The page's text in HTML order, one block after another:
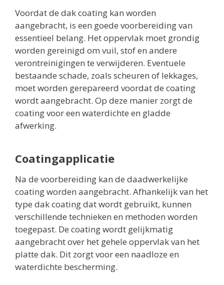
Voordat de dak coating kan worden
aangebracht, is een goede voorbereiding van
essentieel belang. Het oppervlak moet grondig
worden gereinigd om vuil, stof en andere
verontreinigingen te verwijderen. Eventuele
bestaande schade, zoals scheuren of lekkages,
moet worden gerepareerd voordat de coating
wordt aangebracht. Op deze manier zorgt de
coating voor een waterdichte en gladde
afwerking.
Coatingapplicatie
Na de voorbereiding kan de daadwerkelijke
coating worden aangebracht. Afhankelijk van het
type dak coating dat wordt gebruikt, kunnen
verschillende technieken en methoden worden
toegepast. De coating wordt gelijkmatig
aangebracht over het gehele oppervlak van het
platte dak. Dit zorgt voor een naadloze en
waterdichte bescherming.